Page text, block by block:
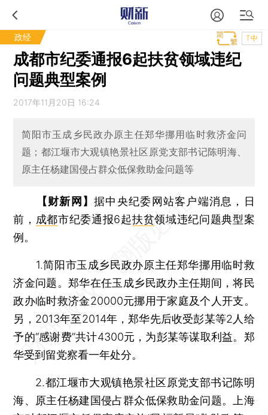
政经 T中
成都市纪委通报6起扶贫领域违纪
问题典型案例
2017年11月20日 16:24
简阳市玉成乡民政办原主任郑华挪用临时救济金问
题；都江堰市大观镇艳景社区原党支部书记陈明海、
原主任杨建国侵占群众低保救助金问题等
【财新网】据中央纪委网站客户端消息，日
前， 成都市纪委通报6起扶贫领域违纪问题典型案
例。
1.简阳市玉成乡民政办原主任郑华挪用临时救
济金问题。郑华在任玉成乡民政办主任期间，将民
政办临时救济金20000元挪用于家庭及个人开支。
另，2013年至2014年，郑华先后收受彭某等2人给
予的“感谢费”共计4300元，为彭某等谋取利益。郑
华受到留党察看一年处分。
2.都江堰市大观镇艳景社区原党支部书记陈明
海、原主任杨建国侵占群众低保救助金问题。上海